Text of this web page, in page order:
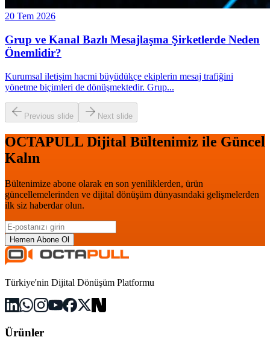
20 Tem 2026
Grup ve Kanal Bazlı Mesajlaşma Şirketlerde Neden
Önemlidir?
Kurumsal iletişim hacmi büyüdükçe ekiplerin mesaj trafiğini
yönetme biçimleri de dönüşmektedir. Grup...
Previous slide Next slide
OCTAPULL Dijital Bültenimiz ile Güncel
Kalın
Bültenimize abone olarak en son yeniliklerden, ürün
güncellemelerinden ve dijital dönüşüm dünyasındaki gelişmelerden
ilk siz haberdar olun.
Hemen Abone Ol
Türkiye'nin Dijital Dönüşüm Platformu
Ürünler